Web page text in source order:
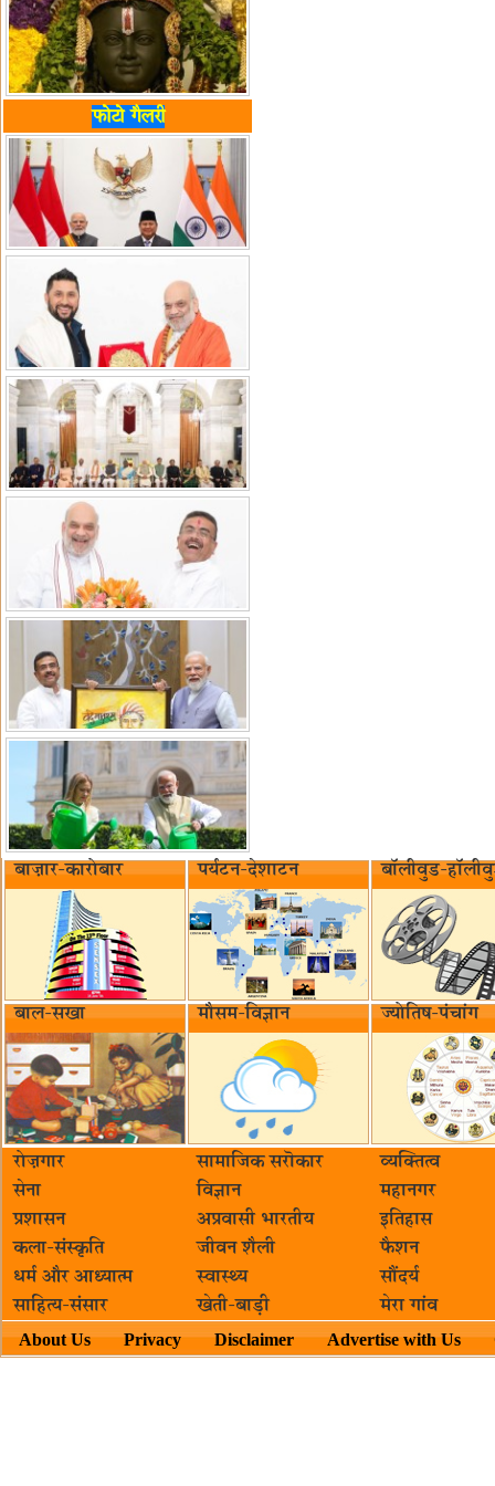
फोटो गैलरी
बाज़ार-कारोबार पर्यटन-देशाटन बॉलीवुड-
बाल-सखा मौसम-विज्ञान ज्योतिष-पंचांग
रोज़गार सामाजिक सरॊकार‌
व्यक्तित्व
सेना
विज्ञान
महानगर
प्रशासन
अप्रवासी भारतीय
इतिहास
कला-संस्कृति
जीवन शैली
फैशन
धर्म और आध्यात्म
स्वास्थ्य
सौंदर्य
साहित्य-संसार
खेती-बाड़ी मेरा गांव
About Us Privacy Disclaimer Advertise with Us